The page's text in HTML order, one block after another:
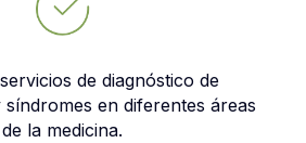
de diagnóstico de
síndromes en diferentes áreas
de la medicina.